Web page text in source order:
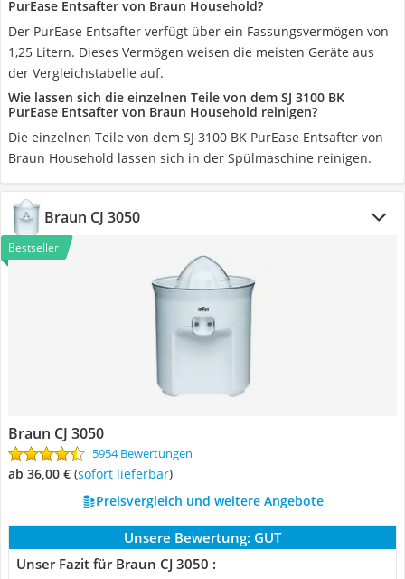
PurEase Entsafter von Braun Household?
Der PurEase Entsafter verfügt über ein Fassungsvermögen von
1,25 Litern. Dieses Vermögen weisen die meisten Geräte aus
der Vergleichstabelle auf.
Wie lassen sich die einzelnen Teile von dem SJ 3100 BK
PurEase Entsafter von Braun Household reinigen?
Die einzelnen Teile von dem SJ 3100 BK PurEase Entsafter von
Braun Household lassen sich in der Spülmaschine reinigen.
Braun CJ 3050
Bestseller
Braun CJ 3050
5954 Bewertungen
ab 36,00 € ( Sofort lieferbar)
Preisvergleich und weitere Angebote
Unsere Bewertung: GUT
Unser Fazit für Braun CJ 3050 :